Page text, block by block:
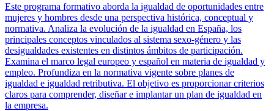
Este programa formativo aborda la igualdad de oportunidades entre
mujeres y hombres desde una perspectiva histórica, conceptual y
normativa. Analiza la evolución de la igualdad en España, los
principales conceptos vinculados al sistema sexo-género y las
desigualdades existentes en distintos ámbitos de participación.
Examina el marco legal europeo y español en materia de igualdad y
empleo. Profundiza en la normativa vigente sobre planes de
igualdad e igualdad retributiva. El objetivo es proporcionar criterios
claros para comprender, diseñar e implantar un plan de igualdad en
la empresa.